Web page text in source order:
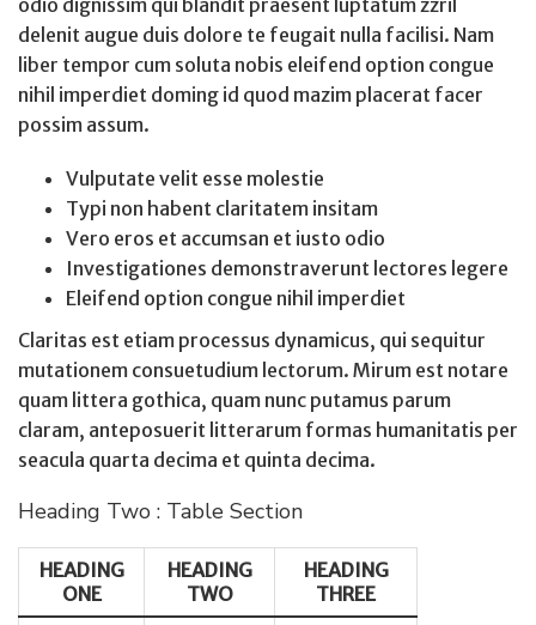
delenit augue duis dolore te feugait nulla facilisi. Nam
liber tempor cum soluta nobis eleifend option congue
nihil imperdiet doming id quod mazim placerat facer
possim assum.
Vulputate velit esse molestie
Typi non habent claritatem insitam
Vero eros et accumsan et iusto odio
Investigationes demonstraverunt lectores legere
Eleifend option congue nihil imperdiet
Claritas est etiam processus dynamicus, qui sequitur
mutationem consuetudium lectorum. Mirum est notare
quam littera gothica, quam nunc putamus parum
claram, anteposuerit litterarum formas humanitatis per
seacula quarta decima et quinta decima.
Heading Two : Table Section
HEADING
ONE
HEADING
TWO
HEADING
THREE